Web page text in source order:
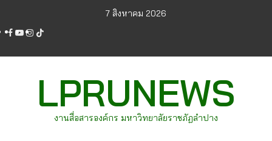
content
7 สิงหาคม 2026
facebook
youtube
instagram
tiktok
LPRUNEWS
งานสื่อสารองค์กร มหาวิทยาลัยราชภัฏลำปาง